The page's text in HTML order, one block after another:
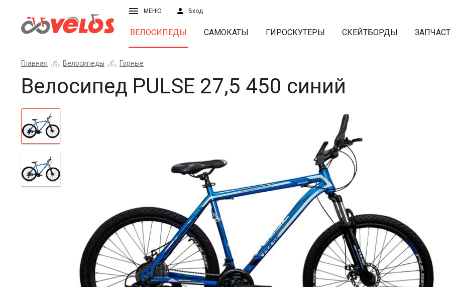
МЕНЮ Вход
ВЕЛОСИПЕДЫ САМОКАТЫ ГИРОСКУТЕРЫ СКЕЙТБОРДЫ
Главная Велосипеды Горные
Велосипед PULSE 27,5 450 синий